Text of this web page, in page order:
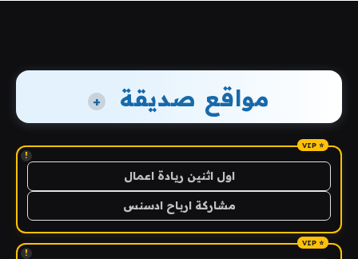
مواقع صديقة +
!
اول اثنين ريادة اعمال
مشاركة ارباح ادسنس
!